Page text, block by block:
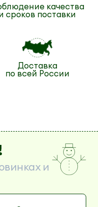
качества
сроков поставки
Доставка
по всей России
и